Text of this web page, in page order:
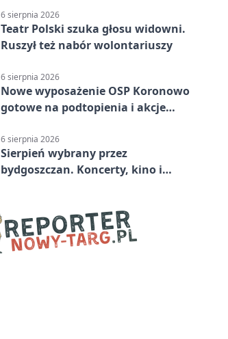
6 sierpnia 2026
Teatr Polski szuka głosu widowni.
Ruszył też nabór wolontariuszy
6 sierpnia 2026
Nowe wyposażenie OSP Koronowo
gotowe na podtopienia i akcje
6 sierpnia 2026
Sierpień wybrany przez
bydgoszczan. Koncerty, kino i